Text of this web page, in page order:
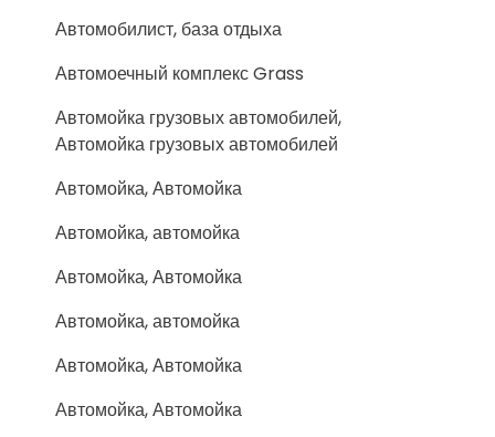
Автомобилист, база отдыха
Автомоечный комплекс Grass
Автомойка грузовых автомобилей,
Автомойка грузовых автомобилей
Автомойка, Автомойка
Автомойка, автомойка
Автомойка, Автомойка
Автомойка, автомойка
Автомойка, Автомойка
Автомойка, Автомойка